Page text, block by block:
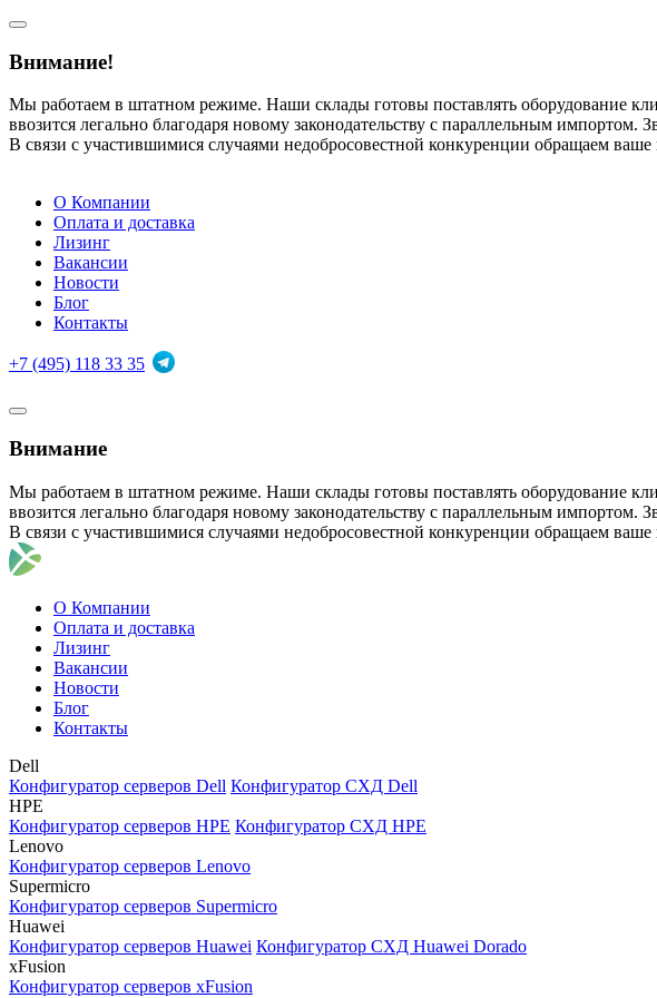
Внимание!
Мы работаем в штатном режиме. Наши склады готовы поставлять оборудование
ввозится легально благодаря новому законодательству с параллельным
В связи с участившимися случаями недобросовестной конкуренции обращаем
О Компании
Оплата и доставка
Лизинг
Вакансии
Новости
Блог
Контакты
+7 (495) 118 33 35
Внимание
Мы работаем в штатном режиме. Наши склады готовы поставлять оборудование
ввозится легально благодаря новому законодательству с параллельным
В связи с участившимися случаями недобросовестной конкуренции обращаем
О Компании
Оплата и доставка
Лизинг
Вакансии
Новости
Блог
Контакты
Dell
Конфигуратор серверов Dell Конфигуратор СХД Dell
HPE
Конфигуратор серверов HPE Конфигуратор СХД HPE
Lenovo
Конфигуратор серверов Lenovo
Supermicro
Конфигуратор серверов Supermicro
Huawei
Конфигуратор серверов Huawei Конфигуратор СХД Huawei Dorado
xFusion
Конфигуратор серверов xFusion